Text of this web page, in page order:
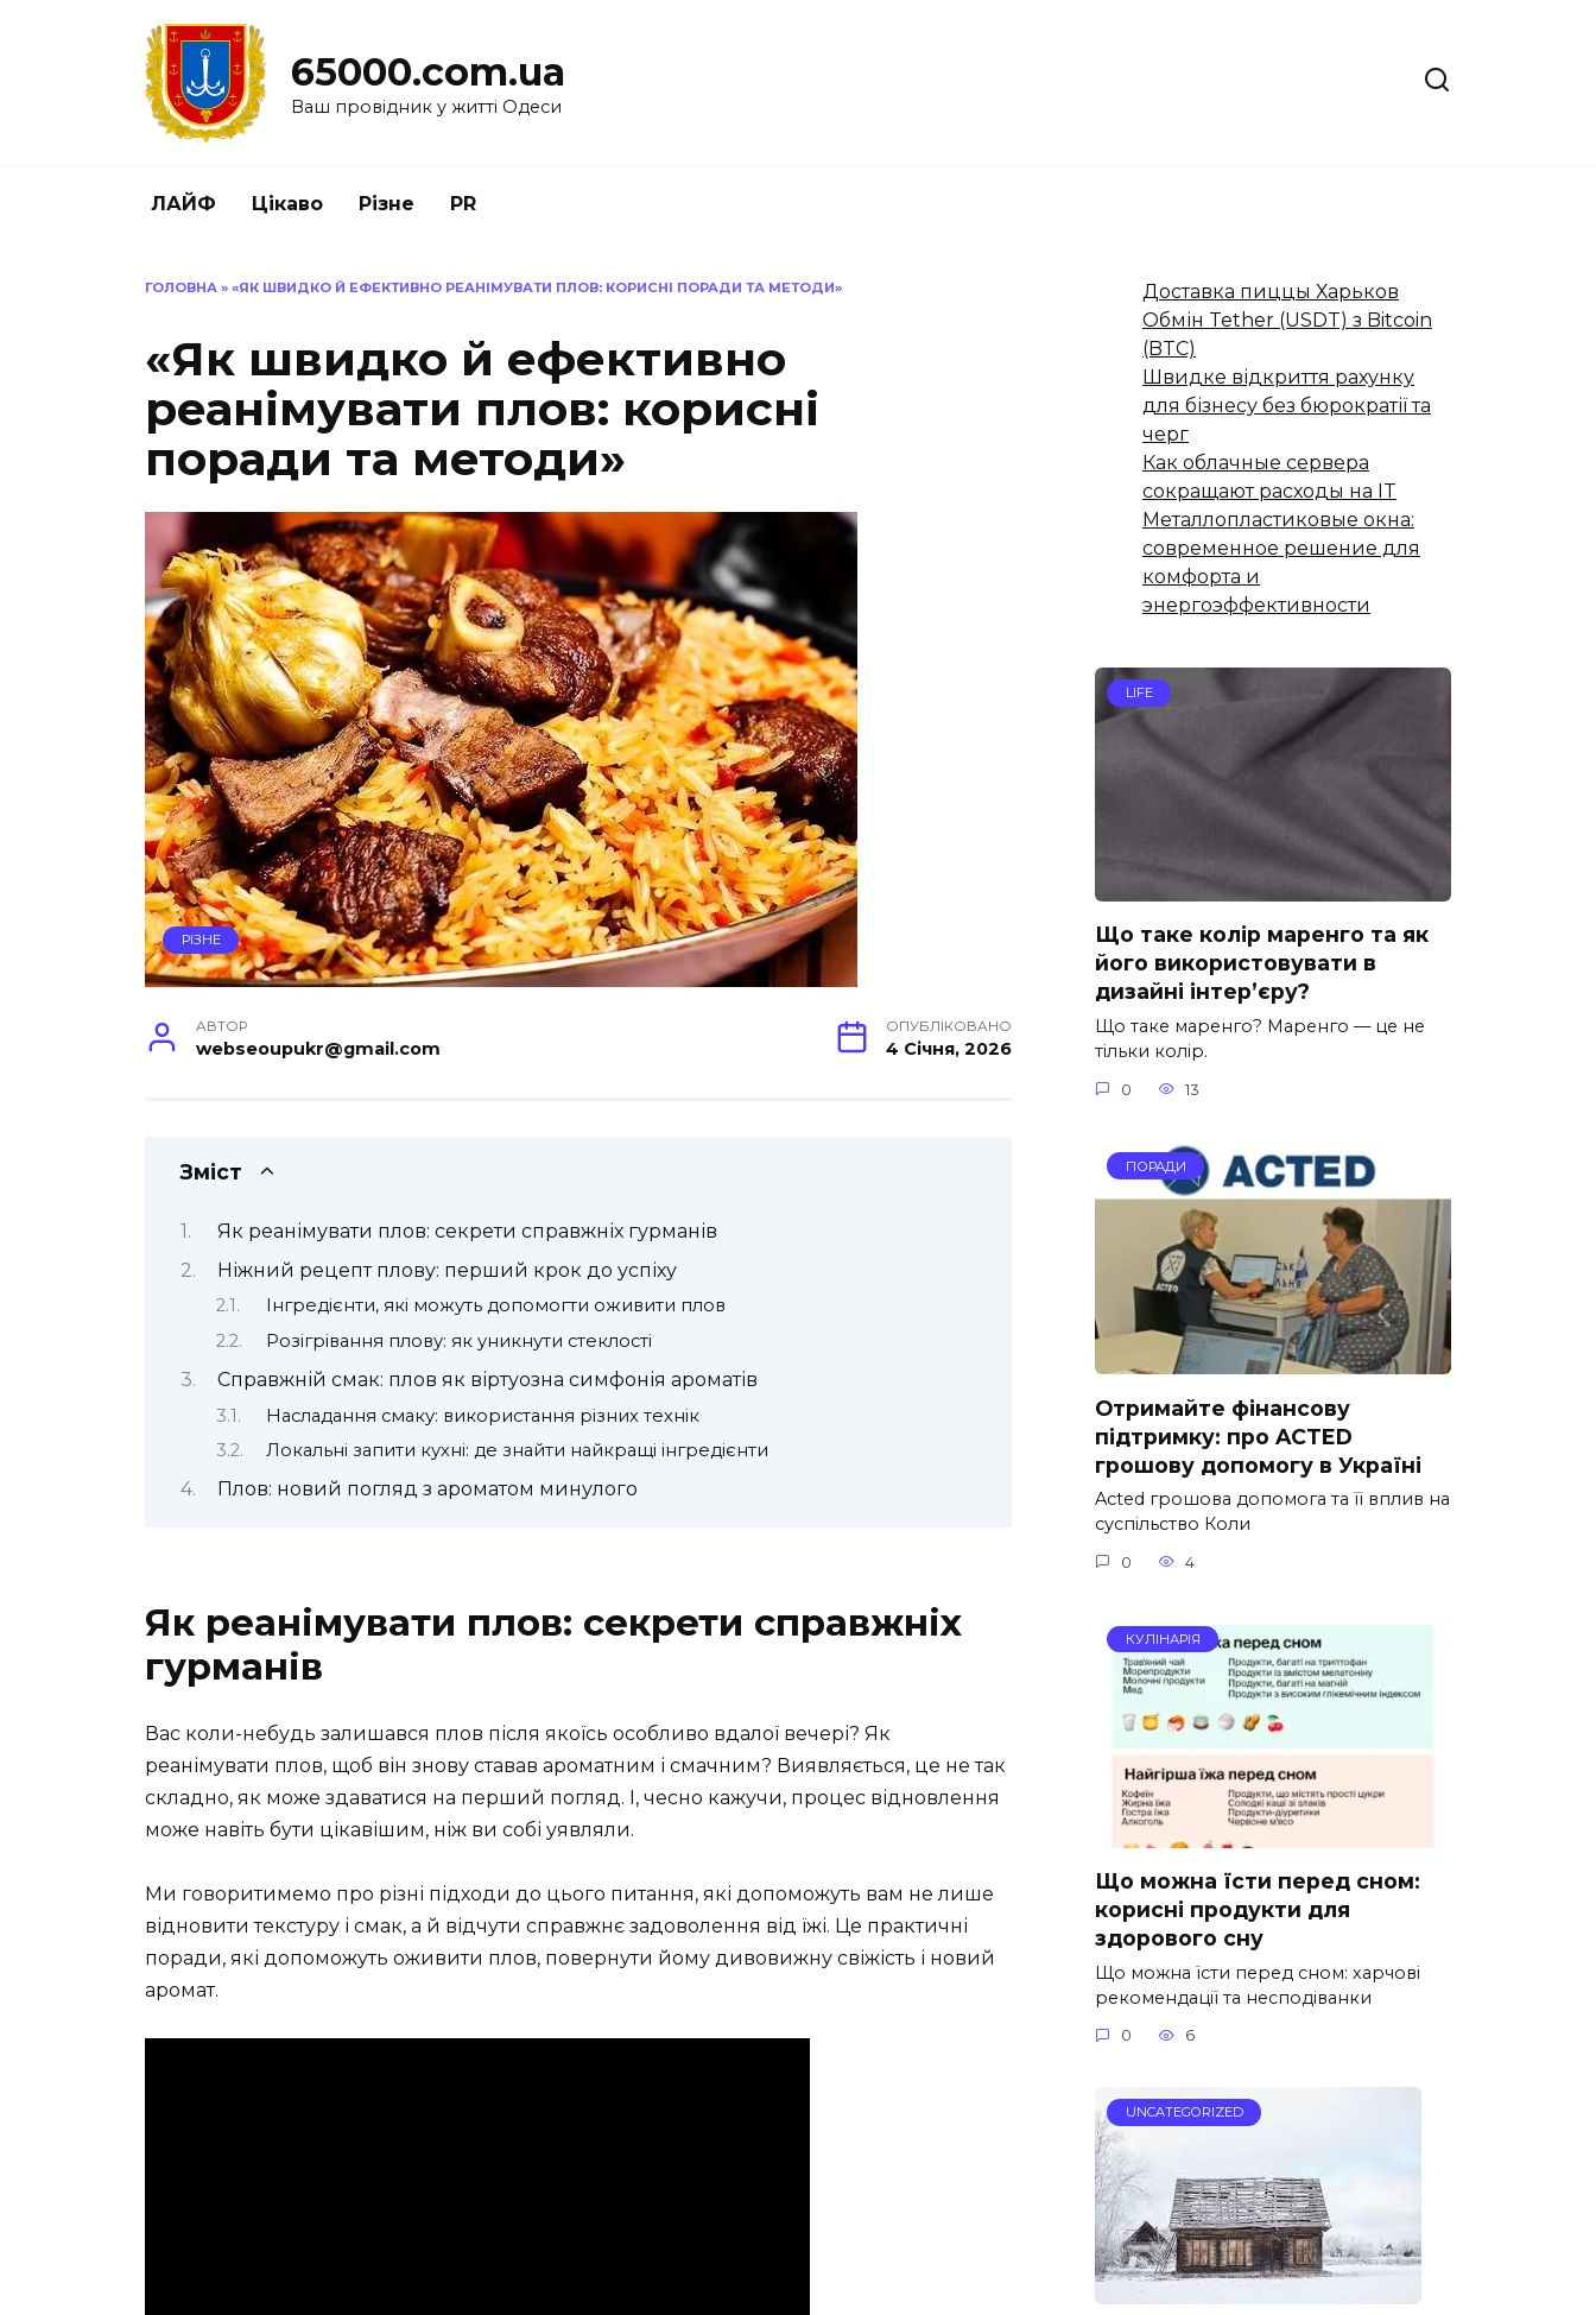
65000.com.ua
Ваш провідник у житті Одеси
ЛАЙФ Цікаво Різне PR
ГОЛОВНА » «ЯК ШВИДКО Й ЕФЕКТИВНО РЕАНІМУВАТИ ПЛОВ: КОРИСНІ ПОРАДИ ТА МЕТОДИ»
«Як швидко й ефективно
реанімувати плов: корисні
поради та методи»
РІЗНЕ
АВТОР
webseoupukr@gmail.com
ОПУБЛІКОВАНО
4 Січня, 2026
Зміст
Як реанімувати плов: секрети справжніх гурманів
Ніжний рецепт плову: перший крок до успіху
Інгредієнти, які можуть допомогти оживити плов
Розігрівання плову: як уникнути стеклості
Справжній смак: плов як віртуозна симфонія ароматів
Насладання смаку: використання різних технік
Локальні запити кухні: де знайти найкращі інгредієнти
Плов: новий погляд з ароматом минулого
Як реанімувати плов: секрети справжніх
гурманів
Вас коли-небудь залишався плов після якоїсь особливо вдалої вечері? Як
реанімувати плов, щоб він знову ставав ароматним і смачним? Виявляється, це не так
складно, як може здаватися на перший погляд. І, чесно кажучи, процес відновлення
може навіть бути цікавішим, ніж ви собі уявляли.
Ми говоритимемо про різні підходи до цього питання, які допоможуть вам не лише
відновити текстуру і смак, а й відчути справжнє задоволення від їжі. Це практичні
поради, які допоможуть оживити плов, повернути йому дивовижну свіжість і новий
аромат.
Доставка пиццы Харьков
Обмін Tether (USDT) з Bitcoin
(BTC)
Швидке відкриття рахунку
для бізнесу без бюрократії та
черг
Как облачные сервера
сокращают расходы на IT
Металлопластиковые окна:
современное решение для
комфорта и
энергоэффективности
LIFE
Що таке колір маренго та як
його використовувати в
дизайні інтер’єру?
Що таке маренго? Маренго — це не
тільки колір.
0 13
ПОРАДИ
Отримайте фінансову
підтримку: про ACTED
грошову допомогу в Україні
Acted грошова допомога та її вплив на
суспільство Коли
0 4
КУЛІНАРІЯ
Що можна їсти перед сном:
корисні продукти для
здорового сну
Що можна їсти перед сном: харчові
рекомендації та несподіванки
0 6
UNCATEGORIZED